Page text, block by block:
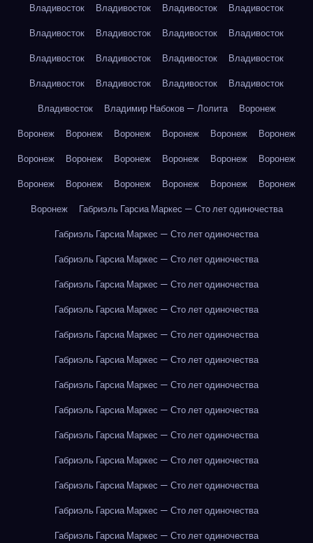
Владивосток
Владивосток Владивосток
Владивосток
Владивосток
Владивосток Владивосток
Владивосток
Владивосток
Владивосток Владивосток
Владивосток
Владивосток
Владивосток Владивосток
Владивосток
Владивосток
Владимир Набоков — Лолита
Воронеж
Воронеж
Воронеж Воронеж Воронеж Воронеж
Воронеж
Воронеж
Воронеж Воронеж Воронеж Воронеж
Воронеж
Воронеж
Воронеж Воронеж Воронеж Воронеж
Воронеж
Воронеж
Габриэль Гарсиа Маркес — Сто лет одиночества
Габриэль Гарсиа Маркес — Сто лет одиночества
Габриэль Гарсиа Маркес — Сто лет одиночества
Габриэль Гарсиа Маркес — Сто лет одиночества
Габриэль Гарсиа Маркес — Сто лет одиночества
Габриэль Гарсиа Маркес — Сто лет одиночества
Габриэль Гарсиа Маркес — Сто лет одиночества
Габриэль Гарсиа Маркес — Сто лет одиночества
Габриэль Гарсиа Маркес — Сто лет одиночества
Габриэль Гарсиа Маркес — Сто лет одиночества
Габриэль Гарсиа Маркес — Сто лет одиночества
Габриэль Гарсиа Маркес — Сто лет одиночества
Габриэль Гарсиа Маркес — Сто лет одиночества
Габриэль Гарсиа Маркес — Сто лет одиночества